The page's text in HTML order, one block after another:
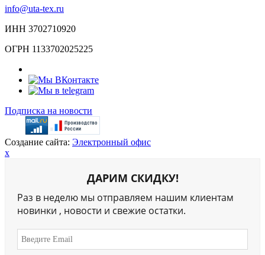
info@uta-tex.ru
ИНН 3702710920
ОГРН 1133702025225
Подписка на новости
Создание сайта: Электронный офис
x
ДАРИМ СКИДКУ!
Раз в неделю мы отправляем нашим клиентам
новинки , новости и свежие остатки.